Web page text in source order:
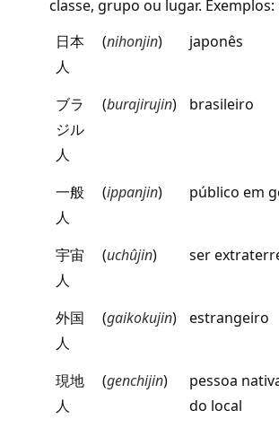
classe, grupo ou lugar. Exemplos:
日本
人
(nihonjin) japonês
ブラ
ジル
人
(burajirujin) brasileiro
一般
人
(ippanjin) público em
宇宙
人
(uchûjin) ser
外国
人
(gaikokujin) estrangeiro
現地
人
(genchijin)
pessoa
do local